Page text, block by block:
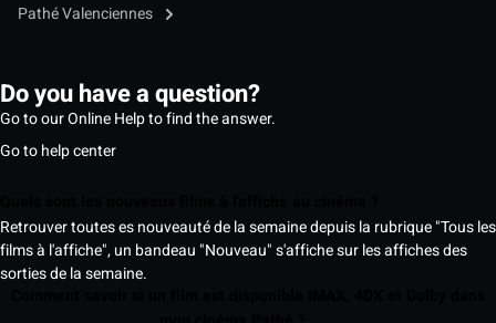
Pathé Valenciennes
Do you have a question?
Go to our Online Help to find the answer.
Go to help center
Retrouver toutes es nouveauté de la semaine depuis la rubrique "Tous les
films à l'affiche", un bandeau "Nouveau" s'affiche sur les affiches des
sorties de la semaine.